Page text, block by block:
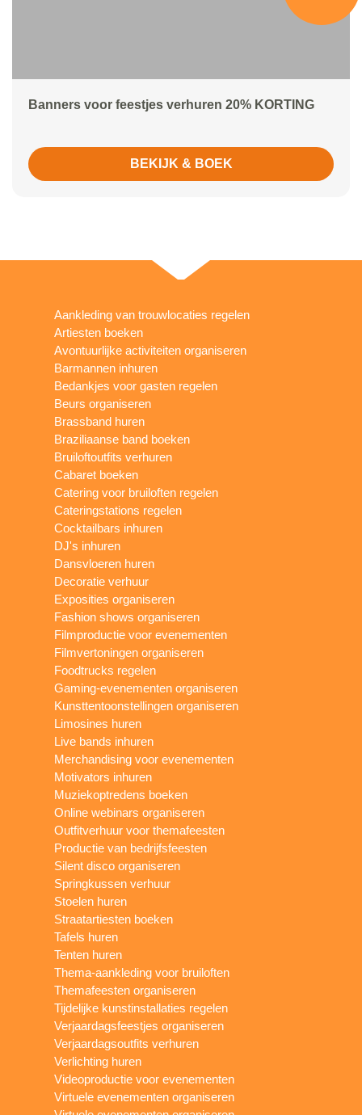
Banners voor feestjes verhuren 20% KORTING
BEKIJK & BOEK
Aankleding van trouwlocaties regelen
Artiesten boeken
Avontuurlijke activiteiten organiseren
Barmannen inhuren
Bedankjes voor gasten regelen
Beurs organiseren
Brassband huren
Braziliaanse band boeken
Bruiloftoutfits verhuren
Cabaret boeken
Catering voor bruiloften regelen
Cateringstations regelen
Cocktailbars inhuren
DJ's inhuren
Dansvloeren huren
Decoratie verhuur
Exposities organiseren
Fashion shows organiseren
Filmproductie voor evenementen
Filmvertoningen organiseren
Foodtrucks regelen
Gaming-evenementen organiseren
Kunsttentoonstellingen organiseren
Limosines huren
Live bands inhuren
Merchandising voor evenementen
Motivators inhuren
Muziekoptredens boeken
Online webinars organiseren
Outfitverhuur voor themafeesten
Productie van bedrijfsfeesten
Silent disco organiseren
Springkussen verhuur
Stoelen huren
Straatartiesten boeken
Tafels huren
Tenten huren
Thema-aankleding voor bruiloften
Themafeesten organiseren
Tijdelijke kunstinstallaties regelen
Verjaardagsfeestjes organiseren
Verjaardagsoutfits verhuren
Verlichting huren
Videoproductie voor evenementen
Virtuele evenementen organiseren